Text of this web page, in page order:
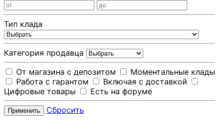
Тип клада
Категория продавца
От магазина с депозитом
Моментальные клады
Работа с гарантом
Включая с доставкой
Цифровые товары
Есть на форуме
Применить Сбросить